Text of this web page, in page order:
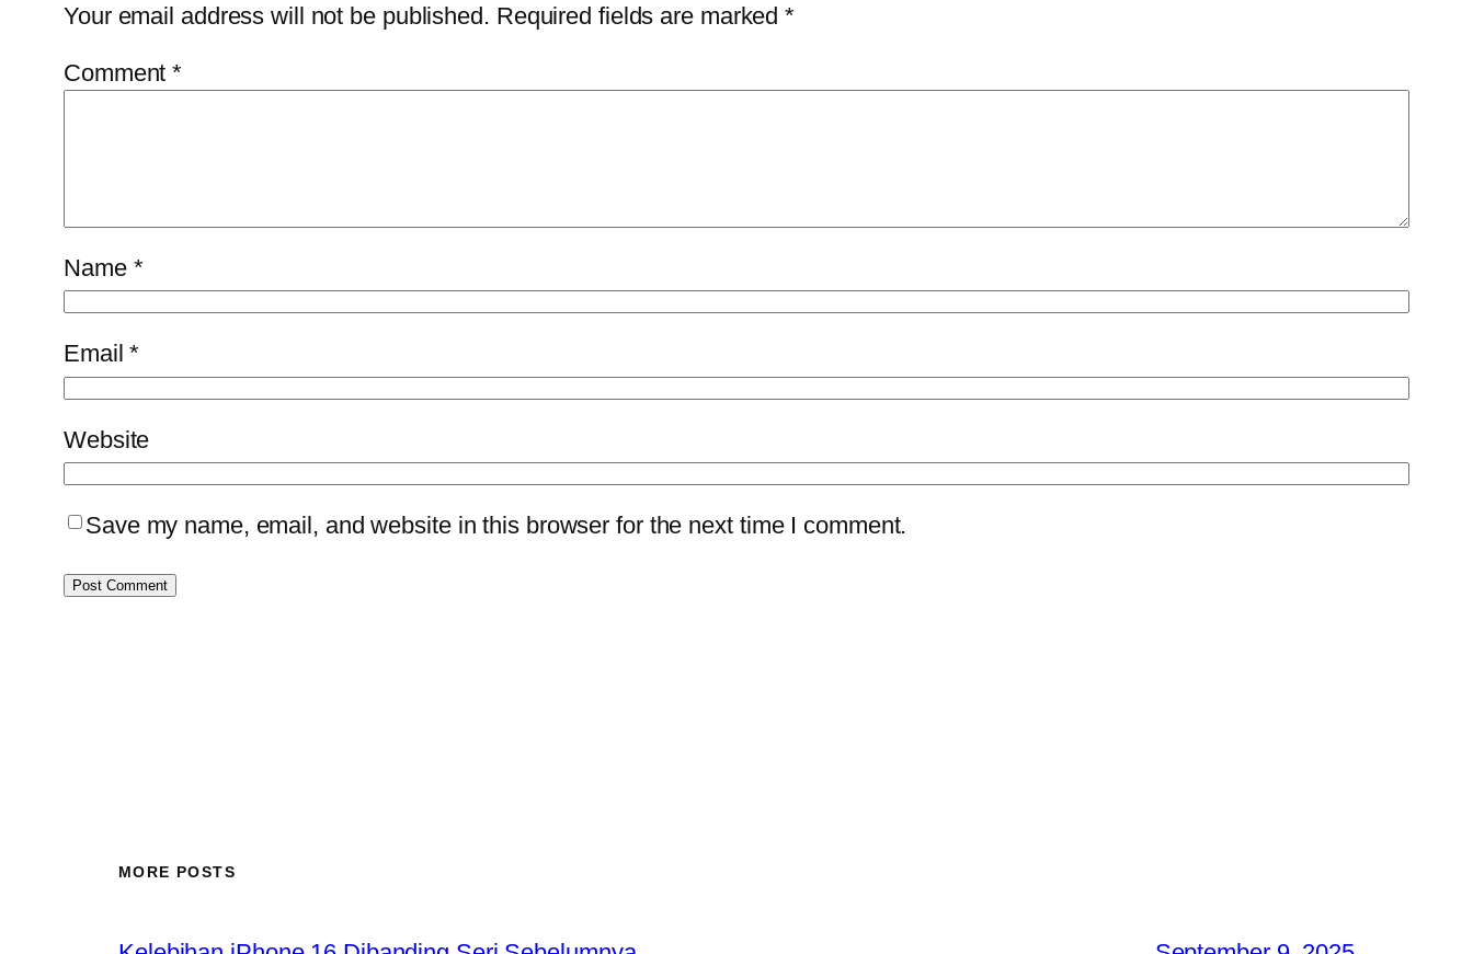
Your email address will not be published. Required fields are marked*
Comment*
Name *
Email*
Website
Save my name, email, and website in this browser for the next time I comment.
MORE POSTS